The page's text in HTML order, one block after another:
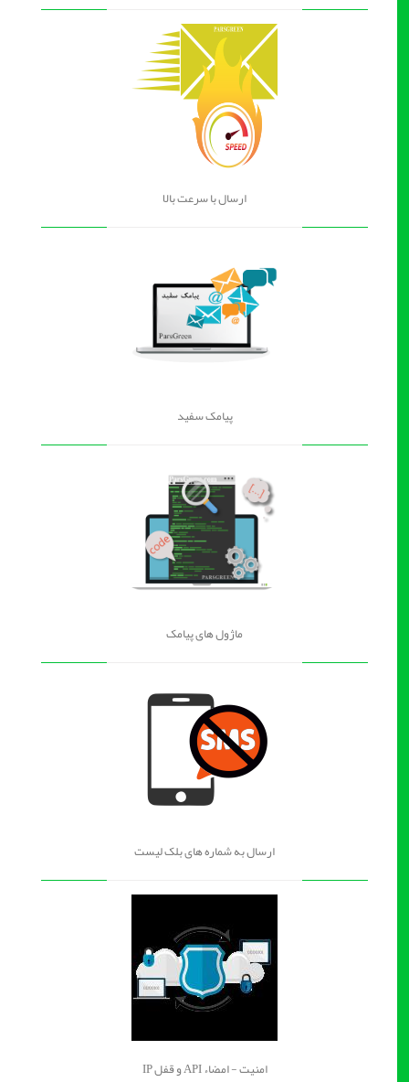
ارسال با سرعت بالا
پیامک سفید
ماژول های پیامک
ارسال به شماره های بلک لیست
امنیت - امضاء API و قفل IP